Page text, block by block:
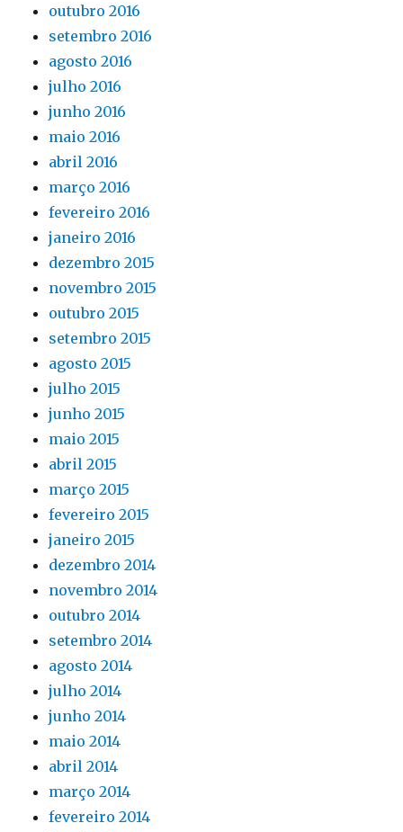
outubro 2016
setembro 2016
agosto 2016
julho 2016
junho 2016
maio 2016
abril 2016
março 2016
fevereiro 2016
janeiro 2016
dezembro 2015
novembro 2015
outubro 2015
setembro 2015
agosto 2015
julho 2015
junho 2015
maio 2015
abril 2015
março 2015
fevereiro 2015
janeiro 2015
dezembro 2014
novembro 2014
outubro 2014
setembro 2014
agosto 2014
julho 2014
junho 2014
maio 2014
abril 2014
março 2014
fevereiro 2014